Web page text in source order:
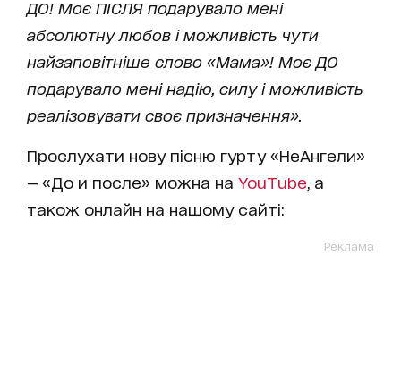
ДО! Моє ПІСЛЯ подарувало мені
абсолютну любов і можливість чути
найзаповітніше слово «Мама»! Моє ДО
подарувало мені надію, силу і можливість
реалізовувати своє призначення».
Прослухати нову пісню гурту «НеАнгели»
— «До и после» можна на YouTube , а
також онлайн на нашому сайті:
Реклама